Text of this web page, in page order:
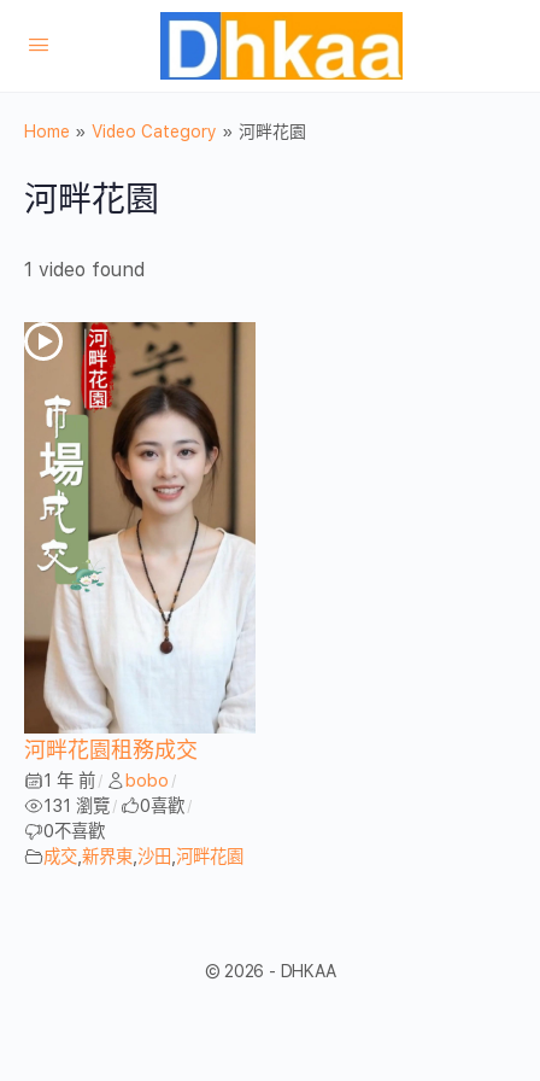
Home » Video Category » 河畔花園
河畔花園
1 video found
河畔花園租務成交
1 年 前 / bobo /
131 瀏覽 / 0喜歡 /
0不喜歡
成交 新界東 沙田 河畔花園
© 2026 - DHKAA